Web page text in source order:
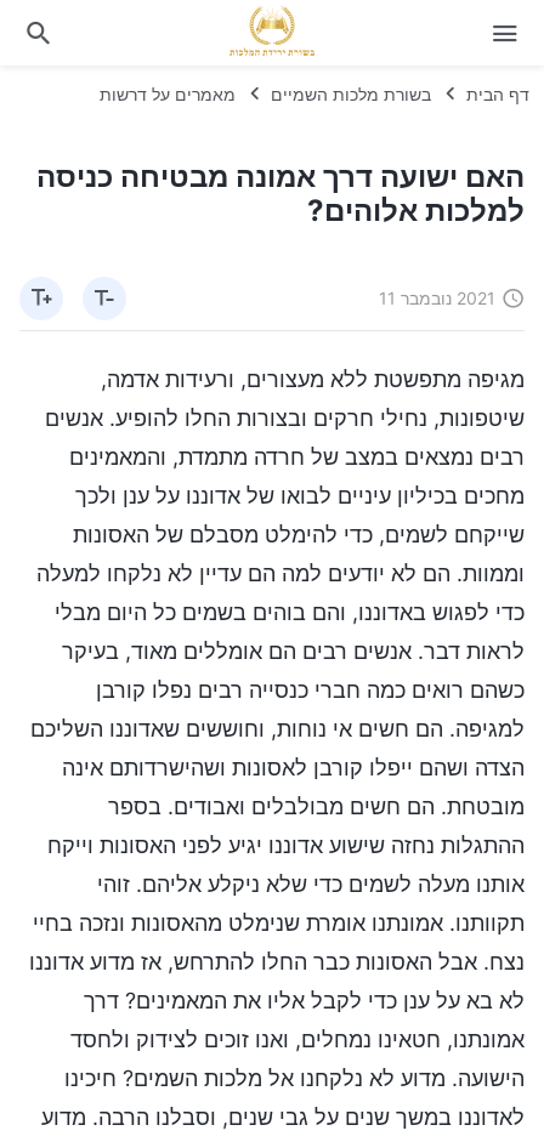
דף הבית בשורת מלכות השמיים מאמרים על דרשות
האם ישועה דרך אמונה מבטיחה כניסה
למלכות אלוהים?
2021 נובמבר 11
מגיפה מתפשטת ללא מעצורים, ורעידות אדמה,
שיטפונות, נחילי חרקים ובצורות החלו להופיע. אנשים
רבים נמצאים במצב של חרדה מתמדת, והמאמינים
מחכים בכיליון עיניים לבואו של אדוננו על ענן ולכך
שייקחם לשמים, כדי להימלט מסבלם של האסונות
וממוות. הם לא יודעים למה הם עדיין לא נלקחו למעלה
כדי לפגוש באדוננו, והם בוהים בשמים כל היום מבלי
לראות דבר. אנשים רבים הם אומללים מאוד, בעיקר
כשהם רואים כמה חברי כנסייה רבים נפלו קורבן
למגיפה. הם חשים אי נוחות, וחוששים שאדוננו השליכם
הצדה ושהם ייפלו קורבן לאסונות ושהישרדותם אינה
מובטחת. הם חשים מבולבלים ואבודים. בספר
ההתגלות נחזה שישוע אדוננו יגיע לפני האסונות וייקח
אותנו מעלה לשמים כדי שלא ניקלע אליהם. זוהי
תקוותנו. אמונתנו אומרת שנימלט מהאסונות ונזכה בחיי
נצח. אבל האסונות כבר החלו להתרחש, אז מדוע אדוננו
לא בא על ענן כדי לקבל אליו את המאמינים? דרך
אמונתנו, חטאינו נמחלים, ואנו זוכים לצידוק ולחסד
הישועה. מדוע לא נלקחנו אל מלכות השמים? חיכינו
לאדוננו במשך שנים על גבי שנים, וסבלנו הרבה. מדוע